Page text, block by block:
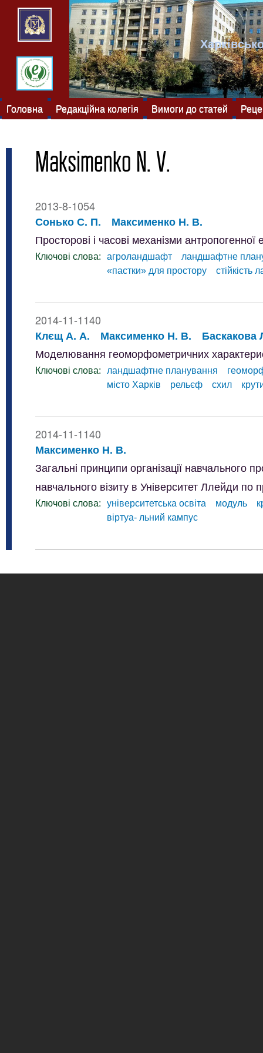
Головна Редакційна колегія Вимоги до статей
Maksimenko N. V.
2013-8-1054
Сонько С. П.
Максименко Н. В.
Просторові і часові механізми
Ключові слова: агроландшафт
ландшафтне
«пастки» для простору
стійкість
2014-11-1140
Клєщ А. А.
Максименко Н. В. Баскакова
Моделювання геоморфометричних
Ключові слова: ландшафтне планування
місто Харків
рельєф схил
2014-11-1140
Максименко Н. В.
Загальні принципи організації навчального
навчального візиту в Університет Ллейди по
Ключові слова: університетська освіта модуль
віртуа- льний кампус